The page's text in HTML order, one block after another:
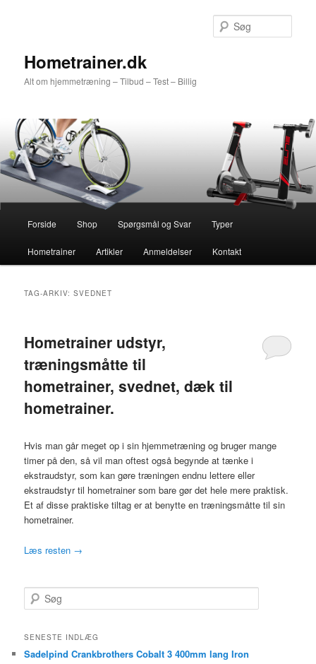
Hometrainer.dk
Alt om hjemmetræning – Tilbud – Test – Billig
Forside Shop Spørgsmål og Svar Typer
Hometrainer Artikler Anmeldelser Kontakt
TAG-ARKIV:SVEDNET
Hometrainer udstyr,
træningsmåtte til
hometrainer, svednet, dæk til
hometrainer.
Hvis man går meget op i sin hjemmetræning og bruger mange
timer på den, så vil man oftest også begynde at tænke i
ekstraudstyr, som kan gøre træningen endnu lettere eller
ekstraudstyr til hometrainer som bare gør det hele mere praktisk.
Et af disse praktiske tiltag er at benytte en træningsmåtte til sin
hometrainer.
Læs resten →
ø
SENESTE INDLÆG
Sadelpind Crankbrothers Cobalt 3 400mm lang Iron